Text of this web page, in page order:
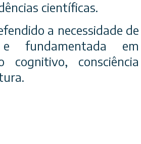
científicas.
a necessidade de
fundamentada em
cognitivo, consciência